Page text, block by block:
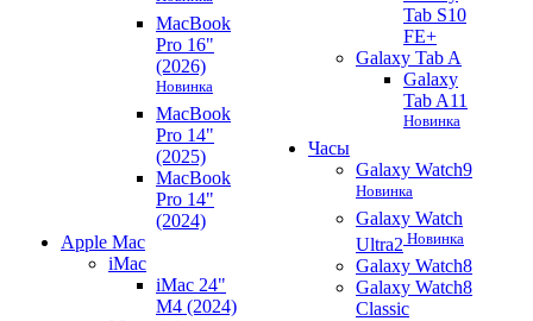
MacBook
Pro 16"
(2026)
Новинка
MacBook
Pro 14"
(2025)
MacBook
Pro 14"
(2024)
Apple Mac
iMac
iMac 24"
M4 (2024)
Tab S10
FE+
Galaxy Tab A
Galaxy
Tab A11
Новинка
Часы
Galaxy Watch9
Новинка
Galaxy Watch
Ultra2 Новинка
Galaxy Watch8
Galaxy Watch8
Classic